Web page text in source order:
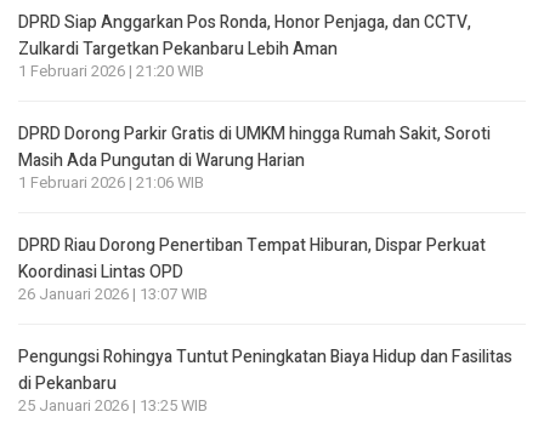
DPRD Siap Anggarkan Pos Ronda, Honor Penjaga, dan CCTV,
Zulkardi Targetkan Pekanbaru Lebih Aman
1 Februari 2026 | 21:20 WIB
DPRD Dorong Parkir Gratis di UMKM hingga Rumah Sakit, Soroti
Masih Ada Pungutan di Warung Harian
1 Februari 2026 | 21:06 WIB
DPRD Riau Dorong Penertiban Tempat Hiburan, Dispar Perkuat
Koordinasi Lintas OPD
26 Januari 2026 | 13:07 WIB
Pengungsi Rohingya Tuntut Peningkatan Biaya Hidup dan Fasilitas
di Pekanbaru
25 Januari 2026 | 13:25 WIB